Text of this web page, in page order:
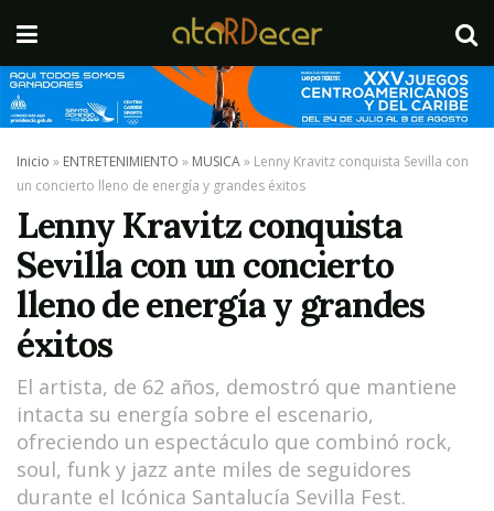
Inicio » ENTRETENIMIENTO » MUSICA» Lenny Kravitz conquista Sevilla con
un concierto lleno de energía y grandes éxitos
Lenny Kravitz conquista
Sevilla con un concierto
lleno de energía y grandes
éxitos
El artista, de 62 años, demostró que mantiene
intacta su energía sobre el escenario,
ofreciendo un espectáculo que combinó rock,
soul, funk y jazz ante miles de seguidores
durante el Icónica Santalucía Sevilla Fest.